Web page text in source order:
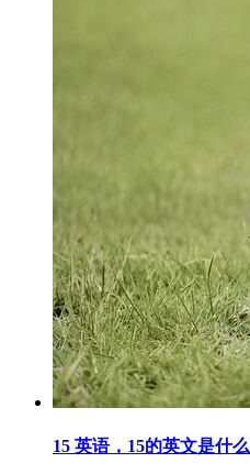
15 英语，15的英文是什么